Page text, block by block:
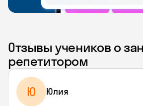
Отзывы учеников о
репетитором
Ю Юлия